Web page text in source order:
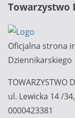
Towarzystwo
Oficjalna strona
Dziennikarskiego
TOWARZYSTWO
ul. Lewicka 14 /
0000423381